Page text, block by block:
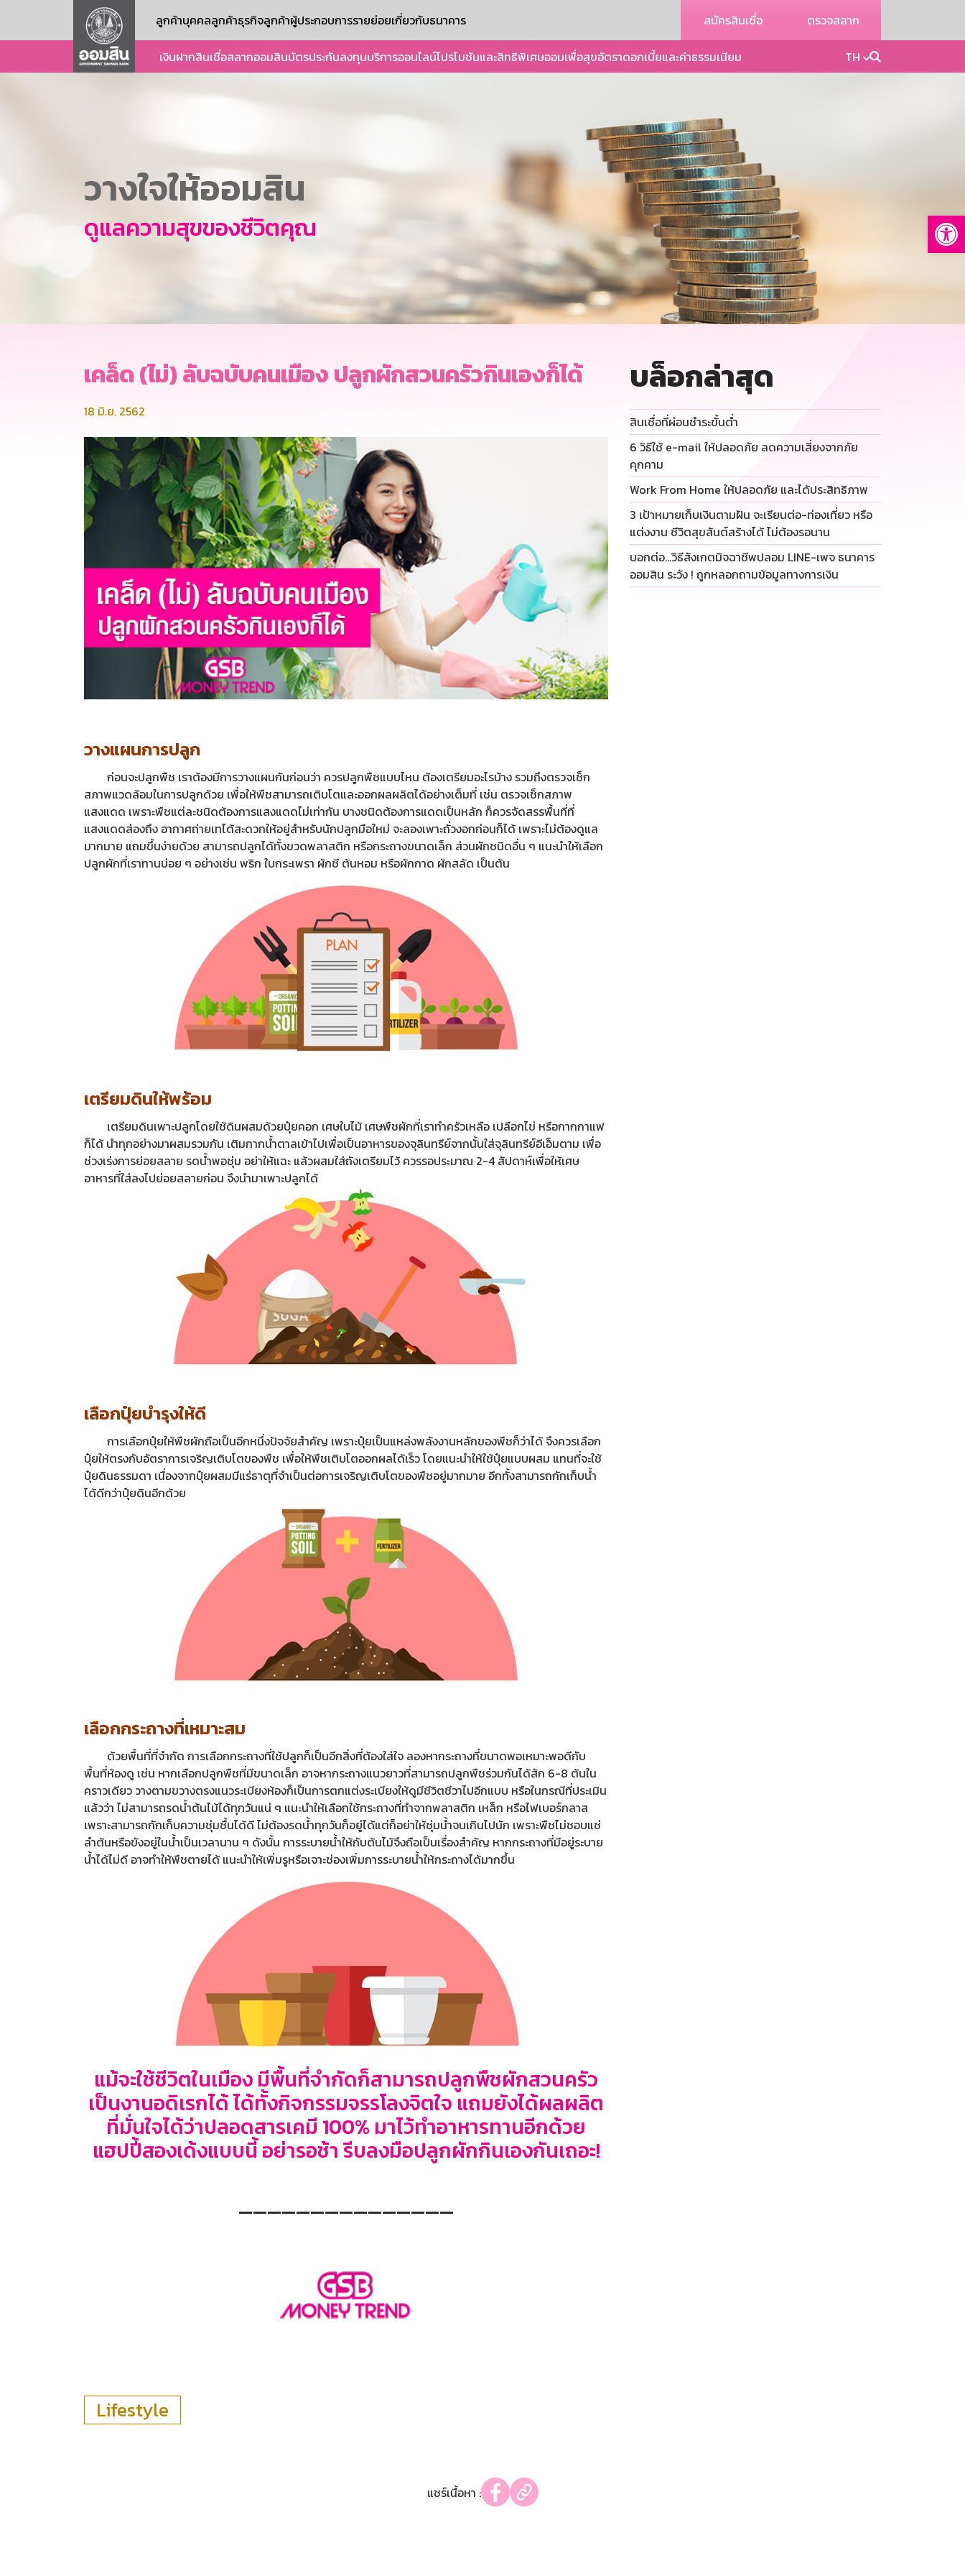
ลูกค้าบุคคลลูกค้าธุรกิจลูกค้าผู้ประกอบการรายย่อยเกี่ยวกับธนาคาร สมัครสินเชื่อ ตรวจสลาก
เงินฝากสินเชื่อสลากออมสินบัตรประกันลงทุนบริการออนไลน์โปรโมชันและสิทธิพิเศษออมเพื่อสุขอัตราดอกเบี้ยและค่าธรรมเนียม TH
วางใจให้ออมสิน
ดูแลความสุขของชีวิตคุณ
เคล็ด (ไม่) ลับฉบับคนเมือง ปลูกผักสวนครัวกินเองก็ได้
18 มิ.ย. 2562
วางแผนการปลูก
ก่อนจะปลูกพืช เราต้องมีการวางแผนกันก่อนว่า ควรปลูกพืชแบบไหน ต้องเตรียมอะไรบ้าง รวมถึงตรวจเช็ก
สภาพแวดล้อมในการปลูกด้วย เพื่อให้พืชสามารถเติบโตและออกผลผลิตได้อย่างเต็มที่ เช่น ตรวจเช็กสภาพ
แสงแดด เพราะพืชแต่ละชนิดต้องการแสงแดดไม่เท่ากัน บางชนิดต้องการแดดเป็นหลัก ก็ควรจัดสรรพื้นที่ที่
แสงแดดส่องถึง อากาศถ่ายเทได้สะดวกให้อยู่สำหรับนักปลูกมือใหม่ จะลองเพาะถั่วงอกก่อนก็ได้ เพราะไม่ต้องดูแล
มากมาย แถมขึ้นง่ายด้วย สามารถปลูกได้ทั้งขวดพลาสติก หรือกระถางขนาดเล็ก ส่วนผักชนิดอื่น ๆ แนะนำให้เลือก
ปลูกผักที่เราทานบ่อย ๆ อย่างเช่น พริก ใบกระเพรา ผักชี ต้นหอม หรือผักกาด ผักสลัด เป็นต้น
เตรียมดินให้พร้อม
เตรียมดินเพาะปลูกโดยใช้ดินผสมด้วยปุ๋ยคอก เศษใบไม้ เศษพืชผักที่เราทำครัวเหลือ เปลือกไข่ หรือกากกาแฟ
ก็ได้ นำทุกอย่างมาผสมรวมกัน เติมกากน้ำตาลเข้าไปเพื่อเป็นอาหารของจุลินทรีย์จากนั้นใส่จุลินทรีย์อีเอ็มตาม เพื่อ
ช่วงเร่งการย่อยสลาย รดน้ำพอชุ่ม อย่าให้แฉะ แล้วผสมใส่ถังเตรียมไว้ ควรรอประมาณ 2-4 สัปดาห์เพื่อให้เศษ
อาหารที่ใส่ลงไปย่อยสลายก่อน จึงนำมาเพาะปลูกได้
เลือกปุ๋ยบำรุงให้ดี
การเลือกปุ๋ยให้พืชผักถือเป็นอีกหนึ่งปัจจัยสำคัญ เพราะปุ๋ยเป็นแหล่งพลังงานหลักของพืชก็ว่าได้ จึงควรเลือก
ปุ๋ยให้ตรงกับอัตราการเจริญเติบโตของพืช เพื่อให้พืชเติบโตออกผลได้เร็ว โดยแนะนำให้ใช้ปุ๋ยแบบผสม แทนที่จะใช้
ปุ๋ยดินธรรมดา เนื่องจากปุ๋ยผสมมีแร่ธาตุที่จำเป็นต่อการเจริญเติบโตของพืชอยู่มากมาย อีกทั้งสามารถกักเก็บน้ำ
ได้ดีกว่าปุ๋ยดินอีกด้วย
เลือกกระถางที่เหมาะสม
ด้วยพื้นที่ที่จำกัด การเลือกกระถางที่ใช้ปลูกก็เป็นอีกสิ่งที่ต้องใส่ใจ ลองหากระถางที่ขนาดพอเหมาะพอดีกับ
พื้นที่ห้องดู เช่น หากเลือกปลูกพืชที่มีขนาดเล็ก อาจหากระถางแนวยาวที่สามารถปลูกพืชร่วมกันได้สัก 6-8 ต้นใน
คราวเดียว วางตามขวางตรงแนวระเบียงห้องก็เป็นการตกแต่งระเบียงให้ดูมีชีวิตชีวาไปอีกแบบ หรือในกรณีที่ประเมิน
แล้วว่า ไม่สามารถรดน้ำต้นไม้ได้ทุกวันแน่ ๆ แนะนำให้เลือกใช้กระถางที่ทำจากพลาสติก เหล็ก หรือไฟเบอร์กลาส
เพราะสามารถกักเก็บความชุ่มชื้นได้ดี ไม่ต้องรดน้ำทุกวันก็อยู่ได้แต่ก็อย่าให้ชุ่มน้ำจนเกินไปนัก เพราะพืชไม่ชอบแช่
ลำต้นหรือขังอยู่ในน้ำเป็นเวลานาน ๆ ดังนั้น การระบายน้ำให้กับต้นไม้จึงถือเป็นเรื่องสำคัญ หากกระถางที่มีอยู่ระบาย
น้ำได้ไม่ดี อาจทำให้พืชตายได้ แนะนำให้เพิ่มรูหรือเจาะช่องเพิ่มการระบายน้ำให้กระถางได้มากขึ้น
แม้จะใช้ชีวิตในเมือง มีพื้นที่จำกัดก็สามารถปลูกพืชผักสวนครัว
เป็นงานอดิเรกได้ ได้ทั้งกิจกรรมจรรโลงจิตใจ แถมยังได้ผลผลิต
ที่มั่นใจได้ว่าปลอดสารเคมี 100% มาไว้ทำอาหารทานอีกด้วย
แฮปปี้สองเด้งแบบนี้ อย่ารอช้า รีบลงมือปลูกผักกินเองกันเถอะ!
———————————————
Lifestyle
บล็อกล่าสุด
สินเชื่อที่ผ่อนชำระขั้นต่ำ
6 วิธีใช้ e-mail ให้ปลอดภัย ลดความเสี่ยงจากภัย
คุกคาม
Work From Home ให้ปลอดภัย และได้ประสิทธิภาพ
3 เป้าหมายเก็บเงินตามฝัน จะเรียนต่อ-ท่องเที่ยว หรือ
แต่งงาน ชีวิตสุขสันต์สร้างได้ ไม่ต้องรอนาน
บอกต่อ…วิธีสังเกตมิจฉาชีพปลอม LINE-เพจ ธนาคาร
ออมสิน ระวัง ! ถูกหลอกถามข้อมูลทางการเงิน
แชร์เนื้อหา :